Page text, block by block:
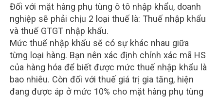
Đối với mặt hàng phụ tùng ô tô nhập khẩu, doanh
nghiệp sẽ phải chịu 2 loại thuế là: Thuế nhập khẩu
và thuế GTGT nhập khẩu.
Mức thuế nhập khẩu sẽ có sự khác nhau giữa
từng loại hàng. Bạn nên xác định chính xác mã HS
của hàng hóa để biết được mức thuế nhập khẩu là
bao nhiêu. Còn đối với thuế giá trị gia tăng, hiện
đang được áp ở mức 10% cho mặt hàng phụ tùng